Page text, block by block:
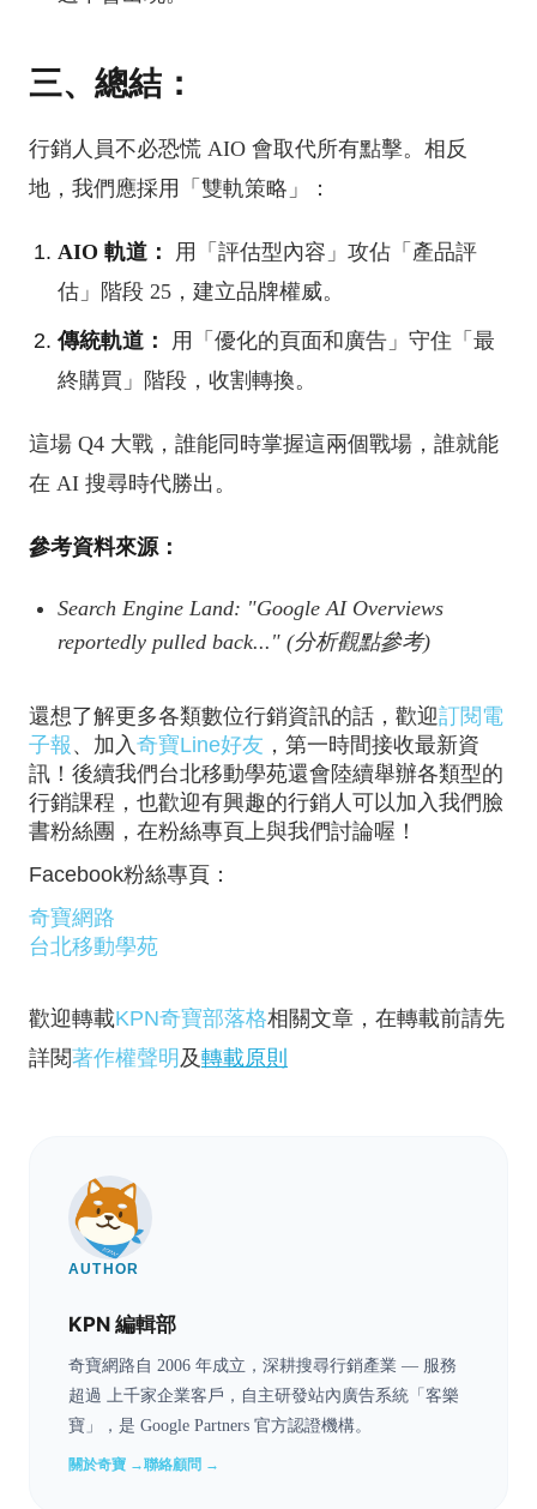
三、總結：
行銷人員不必恐慌 AIO 會取代所有點擊。相反
地，我們應採用「雙軌策略」：
AIO 軌道：
用「評估型內容」攻佔「產品評
估」階段 25，建立品牌權威。
傳統軌道：
用「優化的頁面和廣告」守住「最
終購買」階段，收割轉換。
這場 Q4 大戰，誰能同時掌握這兩個戰場，誰就能
在 AI 搜尋時代勝出。
參考資料來源：
Search Engine Land: "Google AI Overviews
reportedly pulled back..." (分析觀點參考)
還想了解更多各類數位行銷資訊的話，歡迎訂閱電
子報 、加入 奇寶Line好友 ，第一時間接收最新資
訊！後續我們台北移動學苑還會陸續舉辦各類型的
行銷課程，也歡迎有興趣的行銷人可以加入我們臉
書粉絲團，在粉絲專頁上與我們討論喔！
Facebook粉絲專頁：
奇寶網路
台北移動學苑
歡迎轉載KPN奇寶部落格相關文章，在轉載前請先
詳閱著作權聲明 及轉載原則
AUTHOR
KPN 編輯部
奇寶網路自 2006 年成立，深耕搜尋行銷產業 — 服務
超過 上千家企業客戶，自主研發站內廣告系統「客樂
寶」，是 Google Partners 官方認證機構。
關於奇寶 →聯絡顧問 →